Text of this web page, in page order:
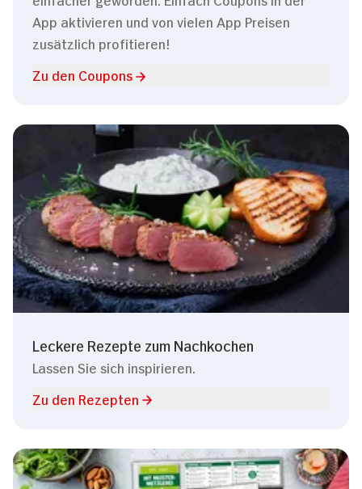
App aktivieren und von vielen App Preisen
zusätzlich profitieren!
Zu den Coupons
Leckere Rezepte zum Nachkochen
Lassen Sie sich inspirieren.
Zu den Rezepten